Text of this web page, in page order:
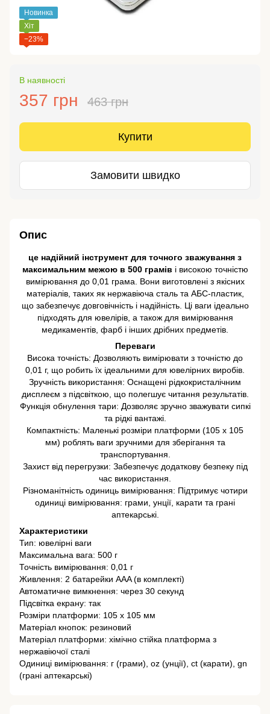
Новинка
Хіт
−23%
В наявності
357 грн 463 грн
Купити
Замовити швидко
Опис
це надійний інструмент для точного зважування з
максимальним межою в 500 грамів і високою точністю
вимірювання до 0,01 грама. Вони виготовлені з якісних
матеріалів, таких як нержавіюча сталь та АБС-пластик,
що забезпечує довговічність і надійність. Ці ваги ідеально
підходять для ювелірів, а також для вимірювання
медикаментів, фарб і інших дрібних предметів.
Переваги
Висока точність: Дозволяють вимірювати з точністю до
0,01 г, що робить їх ідеальними для ювелірних виробів.
Зручність використання: Оснащені рідкокристалічним
дисплеєм з підсвіткою, що полегшує читання результатів.
Функція обнулення тари: Дозволяє зручно зважувати сипкі
та рідкі вантажі.
Компактність: Маленькі розміри платформи (105 x 105
мм) роблять ваги зручними для зберігання та
транспортування.
Захист від перегрузки: Забезпечує додаткову безпеку під
час використання.
Різноманітність одиниць вимірювання: Підтримує чотири
одиниці вимірювання: грами, унції, карати та грані
аптекарські.
Характеристики
Тип: ювелірні ваги
Максимальна вага: 500 г
Точність вимірювання: 0,01 г
Живлення: 2 батарейки AAA (в комплекті)
Автоматичне вимкнення: через 30 секунд
Підсвітка екрану: так
Розміри платформи: 105 x 105 мм
Матеріал кнопок: резиновий
Матеріал платформи: хімічно стійка платформа з
нержавіючої сталі
Одиниці вимірювання: г (грами), oz (унції), ct (карати), gn
(грані аптекарські)